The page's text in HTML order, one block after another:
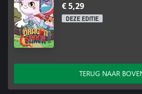
€ 5,29
DEZE EDITIE
TERUG NAAR